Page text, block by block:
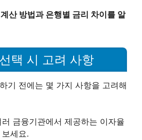
산 방법과 은행별 금리 차이를 알
택 시 고려 사항
기 전에는 몇 가지 사항을 고려해
러 금융기관에서 제공하는 이자율
세요.